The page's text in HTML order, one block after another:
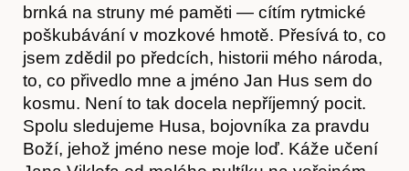
brnká na struny mé paměti — cítím rytmické
poškubávání v mozkové hmotě. Přesívá to, co
jsem zdědil po předcích, historii mého národa,
to, co přivedlo mne a jméno Jan Hus sem do
kosmu. Není to tak docela nepříjemný pocit.
Spolu sledujeme Husa, bojovníka za pravdu
Boží, jehož jméno nese moje loď. Káže učení